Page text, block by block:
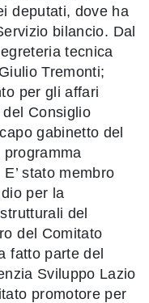
deputati, dove ha
bilancio. Dal
tecnica
Tremonti;
per gli affari
Consiglio
gabinetto del
programma
stato membro
per la
del
del Comitato
fatto parte del
Sviluppo Lazio
promotore per